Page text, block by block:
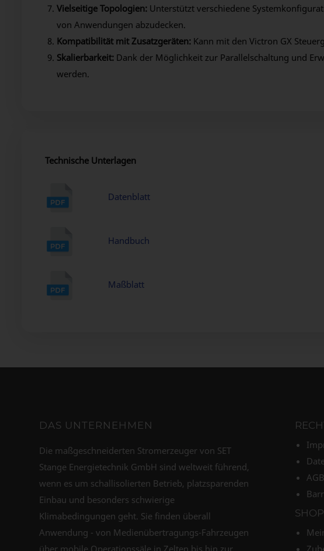
Vielseitige Topologien: Unterstützt verschiedene
von Anwendungen abzudecken.
Kompatibilität mit Zusatzgeräten: Kann mit den Victron GX
Skalierbarkeit: Dank der Möglichkeit zur Parallelschaltung und
werden.
Technische Unterlagen
Datenblatt
Handbuch
Maßblatt
DAS UNTERNEHMEN
Die maßgeschneiderten Stromerzeuger von SET
Stange Energietechnik GmbH sind weltweit führend,
wenn es um schallisolierten Betrieb, platzsparenden
Einbau und besonders schwierige
Klimabedingungen geht. Sie finden überall
Anwendung - von Medienübertragungs-Fahrzeugen
über mobile Operationssäle in Zelten bis hin zur
AGB
SHOP